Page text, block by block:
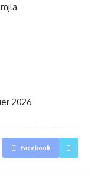
2026
Facebook